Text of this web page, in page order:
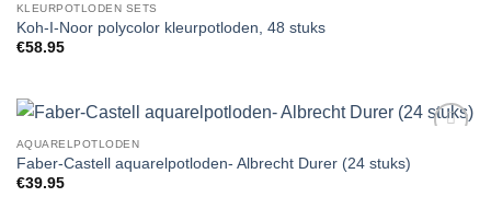
KLEURPOTLODEN SETS
Koh-I-Noor polycolor kleurpotloden, 48 stuks
€58.95
AQUARELPOTLODEN
Faber-Castell aquarelpotloden- Albrecht Durer (24 stuks)
€39.95